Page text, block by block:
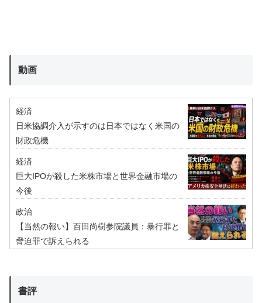
動画
経済
日米協調介入が示すのは日本ではなく米国の
財政危機
経済
巨大IPOが殺した米株市場と世界金融市場の
今後
政治
【当然の報い】百田尚樹参院議員：暴行罪と
脅迫罪で訴えられる
書評